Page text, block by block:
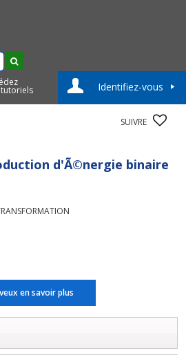
tutoriels Identifiez-vous
SUIVRE
d'Ã©nergie binaire
en savoir plus